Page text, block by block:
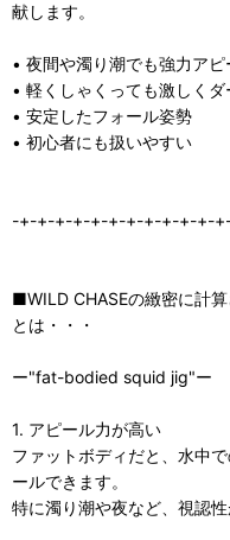
献します。
• 夜間や濁り潮でも強力アピ
• 軽くしゃくっても激しくダ
• 安定したフォール姿勢
• 初心者にも扱いやすい
-+-+-+-+-+-+-+-+-+-+-+-
■WILD CHASEの緻密に計
とは・・・
ー"fat-bodied squid jig"ー
1. アピール力が高い
ファットボディだと、水中
ールできます。
特に濁り潮や夜など、視認